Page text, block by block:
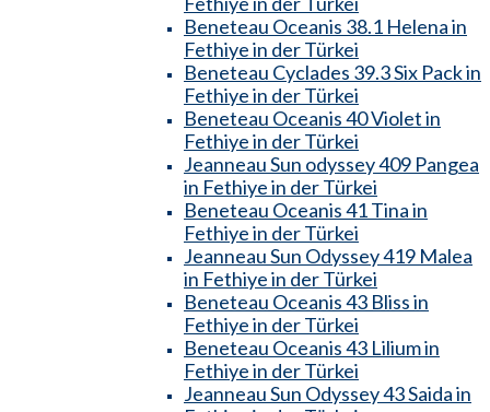
Beneteau Oceanis 38.1 Helena in
Fethiye in der Türkei
Beneteau Cyclades 39.3 Six Pack in
Fethiye in der Türkei
Beneteau Oceanis 40 Violet in
Fethiye in der Türkei
Jeanneau Sun odyssey 409 Pangea
in Fethiye in der Türkei
Beneteau Oceanis 41 Tina in
Fethiye in der Türkei
Jeanneau Sun Odyssey 419 Malea
in Fethiye in der Türkei
Beneteau Oceanis 43 Bliss in
Fethiye in der Türkei
Beneteau Oceanis 43 Lilium in
Fethiye in der Türkei
Jeanneau Sun Odyssey 43 Saida in